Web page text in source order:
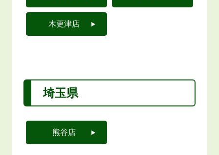
木更津店
埼玉県
熊谷店